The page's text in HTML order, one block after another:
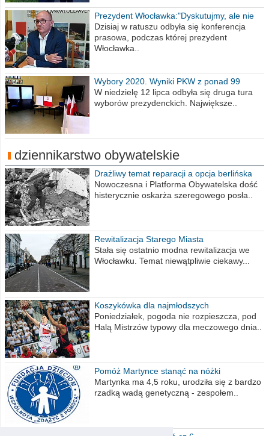
Prezydent Włocławka:"Dyskutujmy, ale nie
obrażajmy się”
Dzisiaj w ratuszu odbyła się konferencja
prasowa, podczas której prezydent
Włocławka..
Wybory 2020. Wyniki PKW z ponad 99
procent obwodów
W niedzielę 12 lipca odbyła się druga tura
wyborów prezydenckich. Największe..
dziennikarstwo obywatelskie
Drażliwy temat reparacji a opcja berlińska
Nowoczesna i Platforma Obywatelska dość
histerycznie oskarża szeregowego posła..
Rewitalizacja Starego Miasta
Stała się ostatnio modna rewitalizacja we
Włocławku. Temat niewątpliwie ciekawy...
Koszykówka dla najmłodszych
Poniedziałek, pogoda nie rozpieszcza, pod
Halą Mistrzów typowy dla meczowego dnia..
Pomóż Martynce stanąć na nóżki
Martynka ma 4,5 roku, urodziła się z bardzo
rzadką wadą genetyczną - zespołem..